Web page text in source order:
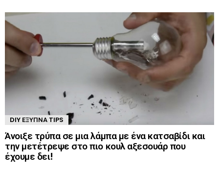
DIY ΈΞΥΠΝΑ TIPS
Άνοιξε τρύπα σε μια λάμπα με ένα κατσαβίδι και
την μετέτρεψε στο πιο κουλ αξεσουάρ που
έχουμε δει!